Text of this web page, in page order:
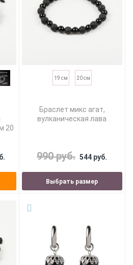
20
19 см 20 см
Браслет микс агат,
вулканическая лава
990 руб. 544 руб.
Выбрать размер